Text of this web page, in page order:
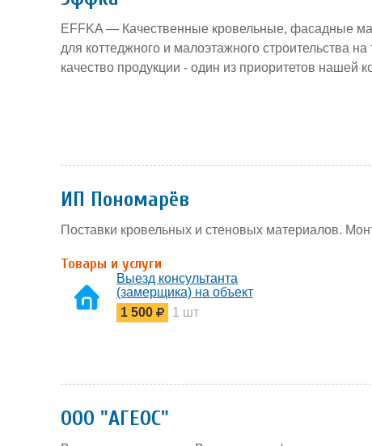
EFFKA — Качественные кровельные, фасадные
для коттеджного и малоэтажного строительства
качество продукции - один из приоритетов нашей
ИП Пономарёв
Поставки кровельных и стеновых материалов.
Товары и услуги
Выезд консультанта
(замерщика) на объект
1 500
1 шт
ООО "АГЕОС"